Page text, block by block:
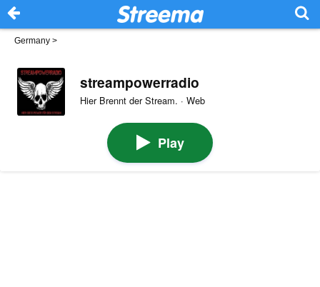
Germany >
streampowerradio
Hier Brennt der Stream. · Web
Play